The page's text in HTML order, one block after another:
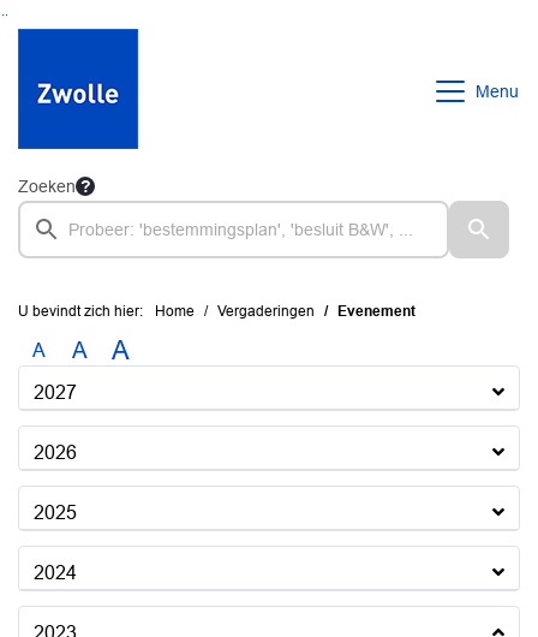
Ga naar de inhoud van deze pagina
Ga naar het zoeken
Ga naar het menu
Menu
Zoeken
U bevindt zich hier: Home Vergaderingen Evenement
A A A
2027
2026
2025
2024
2023